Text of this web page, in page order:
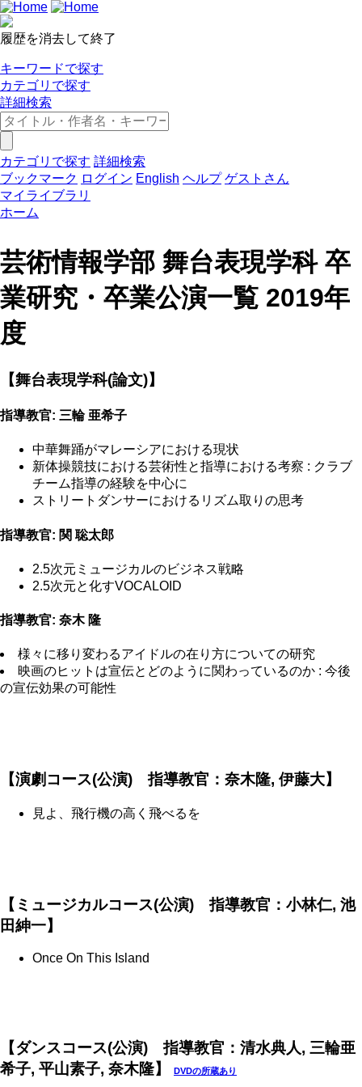
履歴を消去して終了
キーワードで探す
カテゴリで探す
詳細検索
カテゴリで探す 詳細検索
ブックマーク ログイン English ヘルプ ゲストさん
マイライブラリ
ホーム
芸術情報学部 舞台表現学科 卒
業研究・卒業公演一覧 2019年
度
【舞台表現学科(論文)】
指導教官: 三輪 亜希子
中華舞踊がマレーシアにおける現状
新体操競技における芸術性と指導における考察 : クラブ
チーム指導の経験を中心に
ストリートダンサーにおけるリズム取りの思考
指導教官: 関 聡太郎
2.5次元ミュージカルのビジネス戦略
2.5次元と化すVOCALOID
指導教官: 奈木 隆
様々に移り変わるアイドルの在り方についての研究
映画のヒットは宣伝とどのように関わっているのか : 今後
の宣伝効果の可能性
【演劇コース(公演) 指導教官：奈木隆, 伊藤大】
見よ、飛行機の高く飛べるを
【ミュージカルコース(公演) 指導教官：小林仁, 池
田紳一】
Once On This Island
【ダンスコース(公演) 指導教官：清水典人, 三輪亜
希子, 平山素子, 奈木隆】
DVDの所蔵あり